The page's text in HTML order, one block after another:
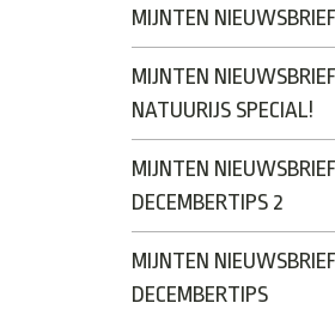
MIJNTEN
MIJNTEN
NATUURIJS SPECIAL!
MIJNTEN
DECEMBERTIPS 2
MIJNTEN
DECEMBERTIPS